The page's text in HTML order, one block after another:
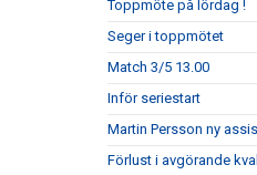
Toppmöte på lördag !
Seger i toppmötet
Match 3/5 13.00
Inför seriestart
Martin Persson ny
Förlust i avgörande